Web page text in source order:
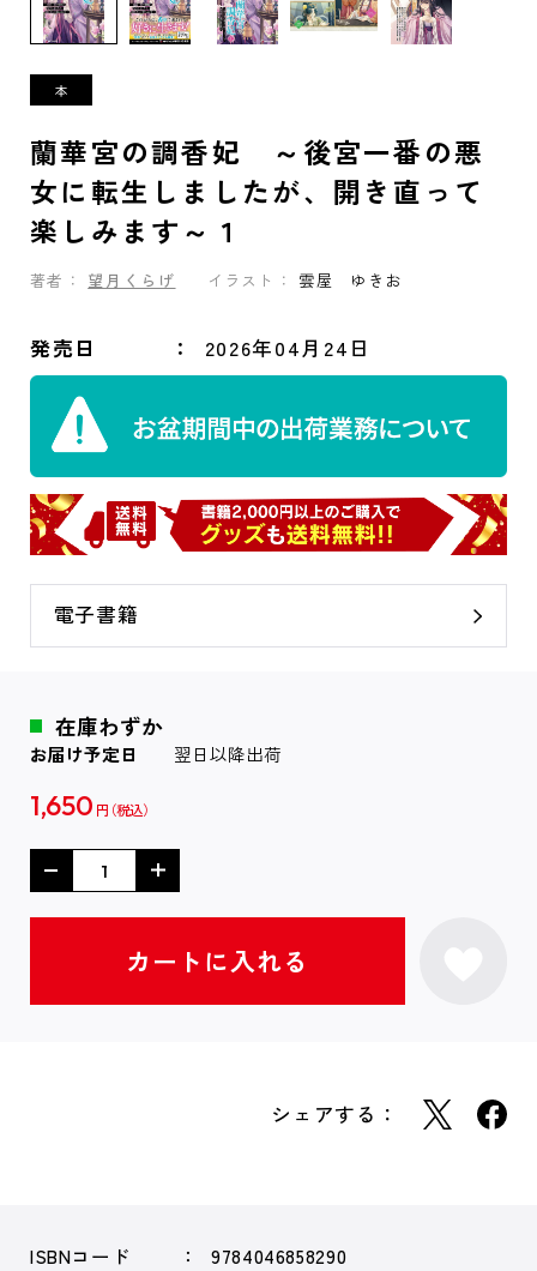
蘭華宮の調香妃 ～後宮一番の悪
女に転生しましたが、開き直って
楽しみます～１
著者： 望月くらげ イラスト： 雲屋 ゆきお
発売日 2026年04月24日
電子書籍
在庫わずか
お届け予定日 翌日以降出荷
1,650 円
シェアする：
ISBNコード
9784046858290